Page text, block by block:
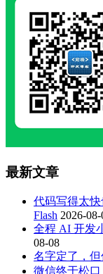
最新文章
代码写得太快
Flash 2026-08-
全程 AI 开发
08-08
名字定了，
微信终于松口